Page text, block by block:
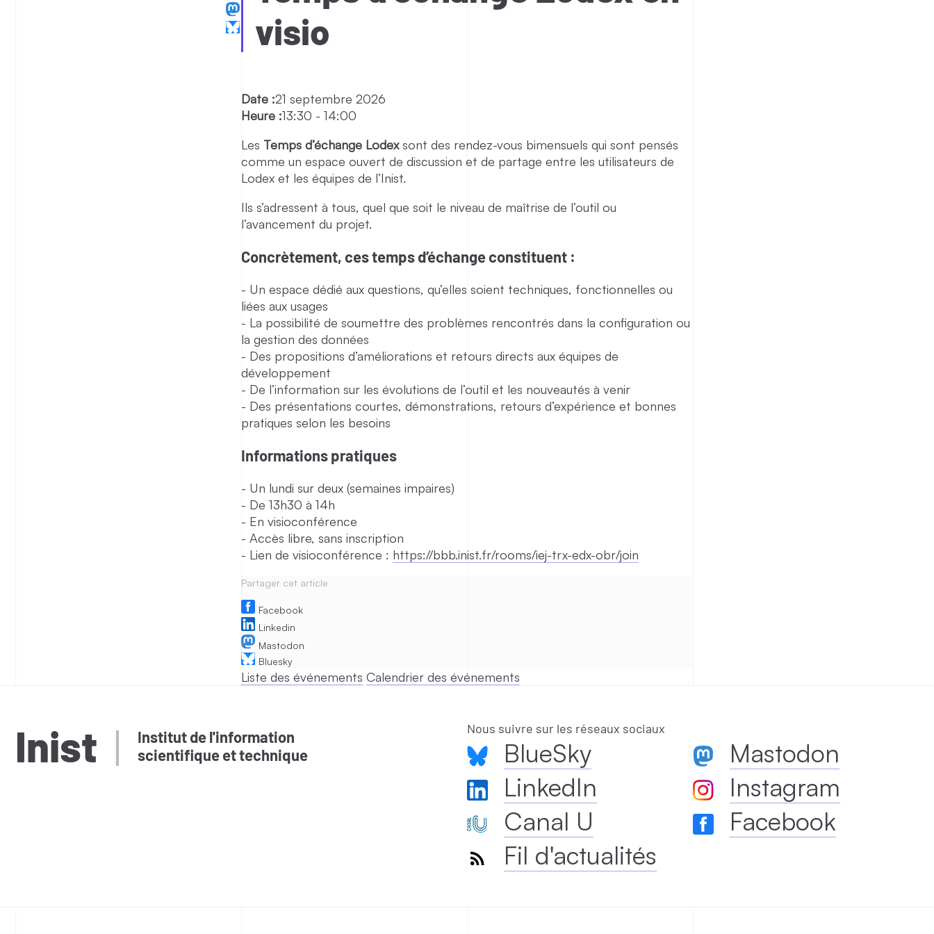
visio
Date :21 septembre 2026
Heure :13:30 - 14:00
Les Temps d’échange Lodexsont des rendez-vous bimensuels qui sont pensés
comme un espace ouvert de discussion et de partage entre les utilisateurs de
Lodex et les équipes de l’Inist.
Ils s’adressent à tous, quel que soit le niveau de maîtrise de l’outil ou
l’avancement du projet.
Concrètement, ces temps d’échange constituent :
Un espace dédié aux questions, qu’elles soient techniques, fonctionnelles ou
liées aux usages
La possibilité de soumettre des problèmes rencontrés dans la configuration ou
la gestion des données
Des propositions d’améliorations et retours directs aux équipes de
développement
De l’information sur les évolutions de l’outil et les nouveautés à venir
Des présentations courtes, démonstrations, retours d’expérience et bonnes
pratiques selon les besoins
Informations pratiques
Un lundi sur deux (semaines impaires)
De 13h30 à 14h
En visioconférence
Accès libre, sans inscription
Lien de visioconférence : https://bbb.inist.fr/rooms/iej-trx-edx-obr/join
Partager cet article
Facebook
Linkedin
Mastodon
Bluesky
Liste des événements Calendrier des événements
Inist
Institut de l'information
scientifique et technique
Nous suivre sur les réseaux sociaux
BlueSky
Mastodon
LinkedIn
Instagram
Canal U
Facebook
Fil d'actualités